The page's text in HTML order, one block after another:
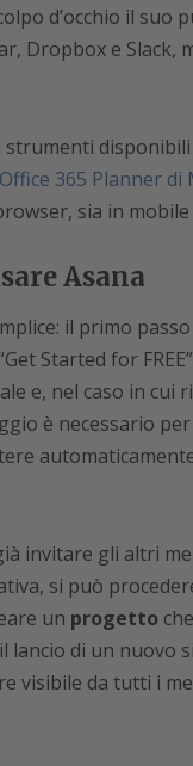
d’occhio il suo
Dropbox e Slack,
strumenti
Office 365 Planner di
sia in
Asana
il primo
Started for
e, nel caso in cui
è necessario
invitare gli altri
si può
un progetto
lancio di un nuovo
visibile da tutti i